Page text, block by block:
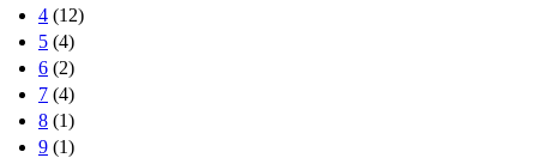
4 (12)
5 (4)
6 (2)
7 (4)
8 (1)
9 (1)